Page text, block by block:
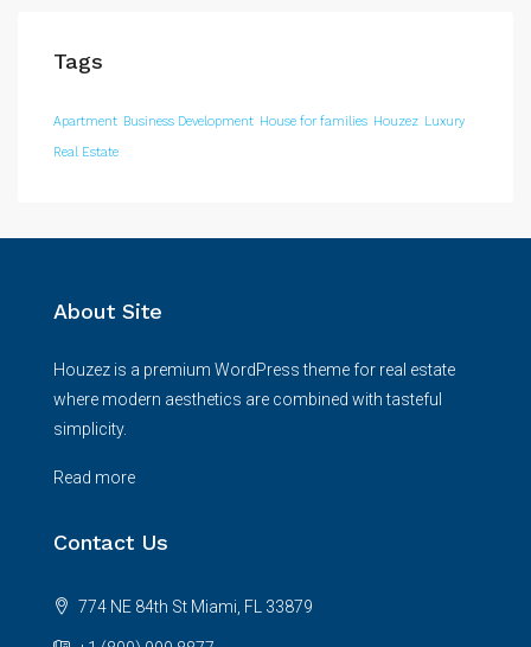
Tags
Apartment Business Development House for families Houzez Luxury
Real Estate
About Site
Houzez is a premium WordPress theme for real estate
where modern aesthetics are combined with tasteful
simplicity.
Read more
Contact Us
774 NE 84th St Miami, FL 33879